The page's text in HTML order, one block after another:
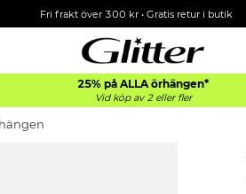
Fri frakt över 300 kr• Gratis retur i butik
25% på ALLA örhängen*
Vid köp av 2 eller fler